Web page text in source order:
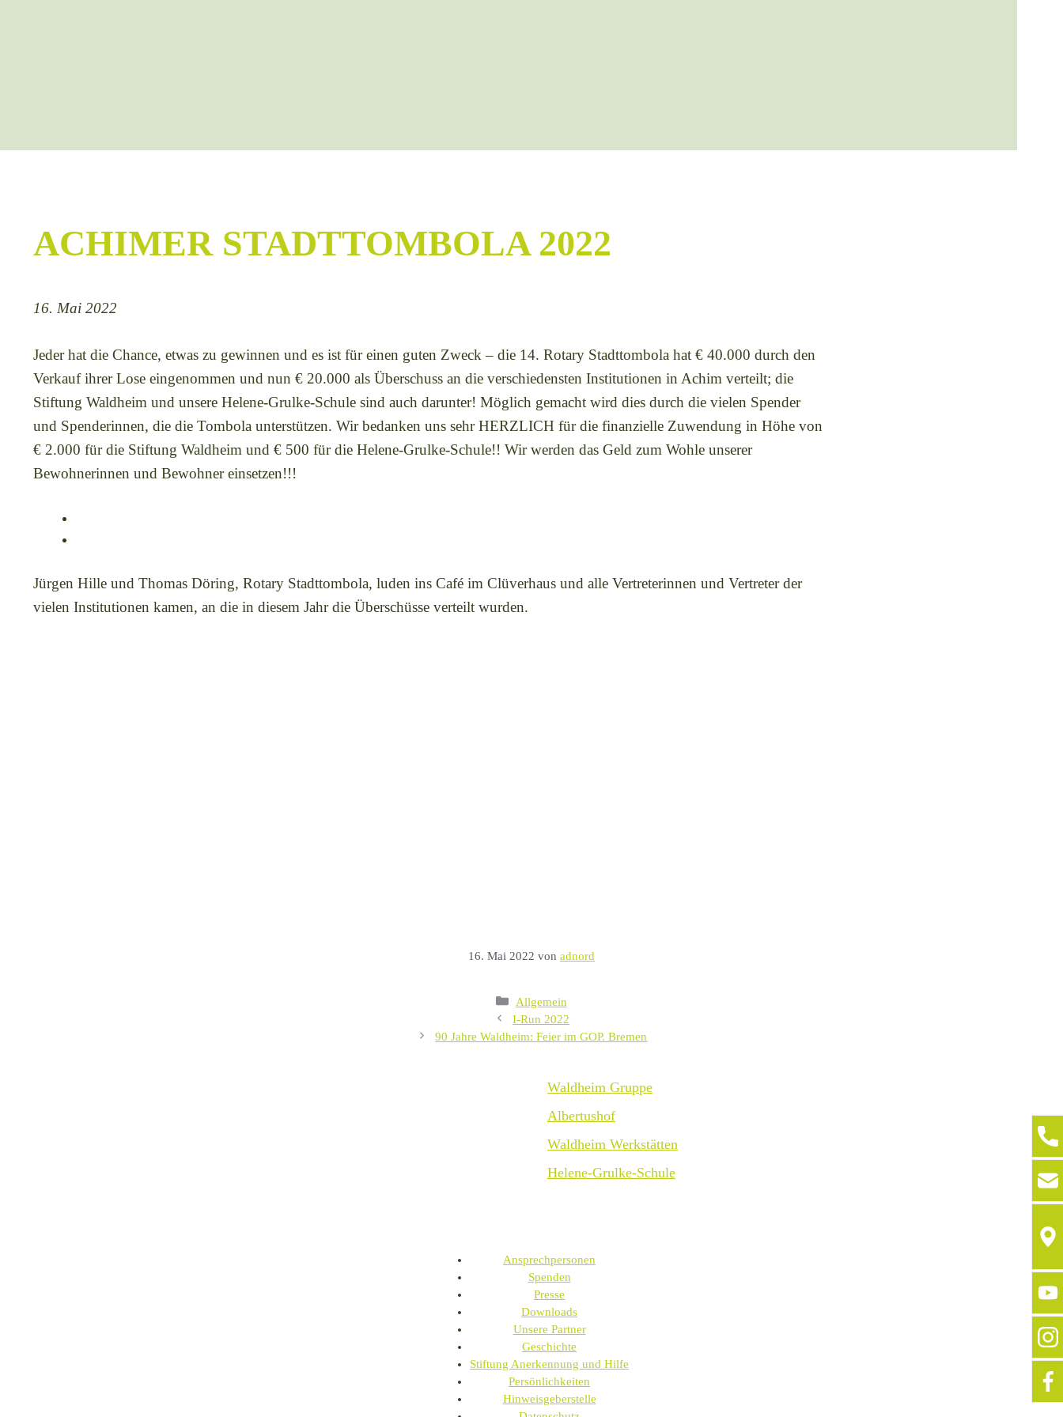
ACHIMER STADTTOMBOLA 2022
16. Mai 2022
Jeder hat die Chance, etwas zu gewinnen und es ist für einen guten Zweck – die 14. Rotary Stadttombola hat € 40.000 durch den
Verkauf ihrer Lose eingenommen und nun € 20.000 als Überschuss an die verschiedensten Institutionen in Achim verteilt; die
Stiftung Waldheim und unsere Helene-Grulke-Schule sind auch darunter! Möglich gemacht wird dies durch die vielen Spender
und Spenderinnen, die die Tombola unterstützen. Wir bedanken uns sehr HERZLICH für die finanzielle Zuwendung in Höhe von
€ 2.000 für die Stiftung Waldheim und € 500 für die Helene-Grulke-Schule!! Wir werden das Geld zum Wohle unserer
Bewohnerinnen und Bewohner einsetzen!!!
Jürgen Hille und Thomas Döring, Rotary Stadttombola, luden ins Café im Clüverhaus und alle Vertreterinnen und Vertreter der
vielen Institutionen kamen, an die in diesem Jahr die Überschüsse verteilt wurden.
16. Mai 2022 von adnord
Kategorien
Allgemein
I-Run 2022
90 Jahre Waldheim: Feier im GOP. Bremen
Waldheim Gruppe
Albertushof
Waldheim Werkstätten
Helene-Grulke-Schule
Ansprechpersonen
Spenden
Presse
Downloads
Unsere Partner
Geschichte
Stiftung Anerkennung und Hilfe
Persönlichkeiten
Hinweisgeberstelle